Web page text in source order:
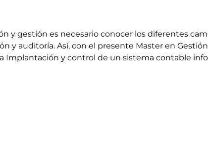
y gestión es necesario conocer los diferentes
y auditoría. Así, con el presente Master en
Implantación y control de un sistema contable